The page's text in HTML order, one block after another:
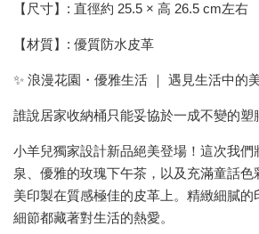
【尺寸】: 直徑約 25.5 × 高 26.5 cm左右
【材質】: 優質防水皮革
✨ 浪漫花園・優雅生活 ｜ 遇見生活中的
誰說居家收納桶只能妥協於一成不變的塑
小羊兒獨家設計新品絕美登場！這次我們
泉、優雅的玫瑰下午茶，以及充滿童話
美印製在質感極佳的皮革上。精緻細膩的
細節都藏著對生活的熱愛。